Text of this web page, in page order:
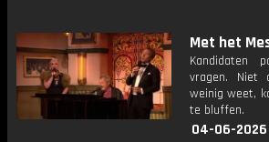
Met het
Kandidaten
vragen. Niet
weinig weet,
te bluffen.
04-06-2026